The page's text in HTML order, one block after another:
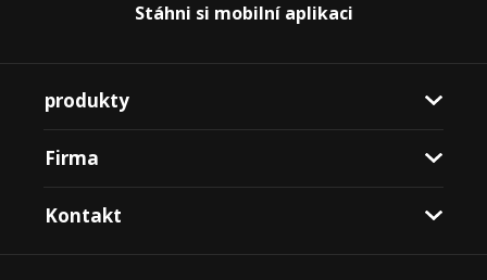
Stáhni si mobilní aplikaci
produkty
Firma
Kontakt